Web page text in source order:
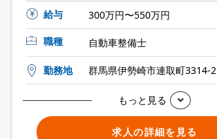
給与
300万円〜550万円
職種
自動車整備士
勤務地 群馬県伊勢崎市連取町3314-2
もっと見る
求人の詳細を見る